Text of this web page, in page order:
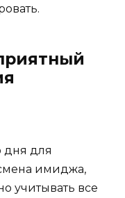
дня для
имиджа,
учитывать все